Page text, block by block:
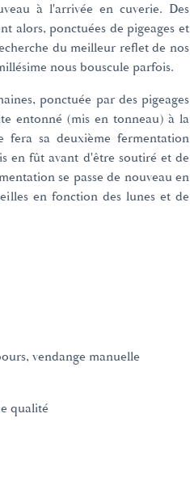
à l'arrivée en cuverie. Des
alors, ponctuées de pigeages et
du meilleur reflet de nos
nous bouscule parfois.
ponctuée par des pigeages
entonné (mis en tonneau) à la
fera sa deuxième fermentation
en fût avant d'être soutiré et de
se passe de nouveau en
en fonction des lunes et de
vendange manuelle
qualité